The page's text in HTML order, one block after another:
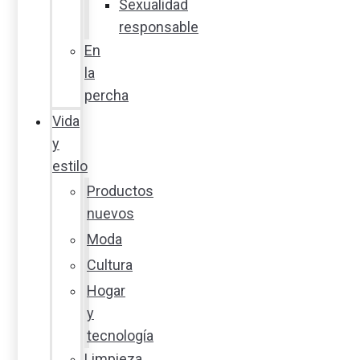
Sexualidad
responsable
En
la
percha
Vida
y
estilo
Productos
nuevos
Moda
Cultura
Hogar
y
tecnología